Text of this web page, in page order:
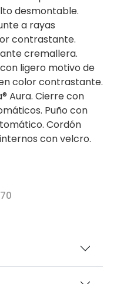
desmontable.
a rayas
contrastante.
cremallera.
ligero motivo de
color contrastante.
Aura. Cierre con
Puño con
Cordón
con velcro.